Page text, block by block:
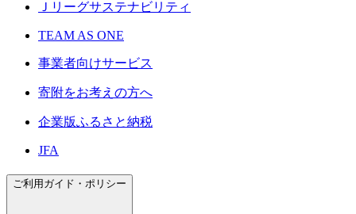
Ｊリーグサステナビリティ
TEAM AS ONE
事業者向けサービス
寄附をお考えの方へ
企業版ふるさと納税
JFA
ご利用ガイド・ポリシー